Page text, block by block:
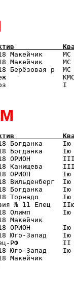
Квал
Макейчик
Макейчик
Берёзовая р
Квал
Богданка
Богданка
ОРИОН
Канищева
ОРИОН
Вильденберг
Богданка
Торнадо
№ 11 Елец
Олимп
Макейчик
ОРИОН
СШОР 18
Углянец-РФ
СШОР 18
СШОР 18